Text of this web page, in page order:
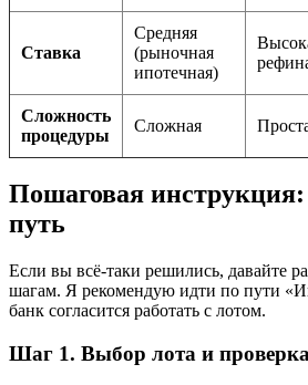
Ставка
Средняя
(рыночная
ипотечная)
Сложность
процедуры
Сложная
Пошаговая
путь
Если вы всё-таки решились, давайте
шагам. Я рекомендую идти по пути
банк согласится работать с лотом.
Шаг 1. Выбор лота и